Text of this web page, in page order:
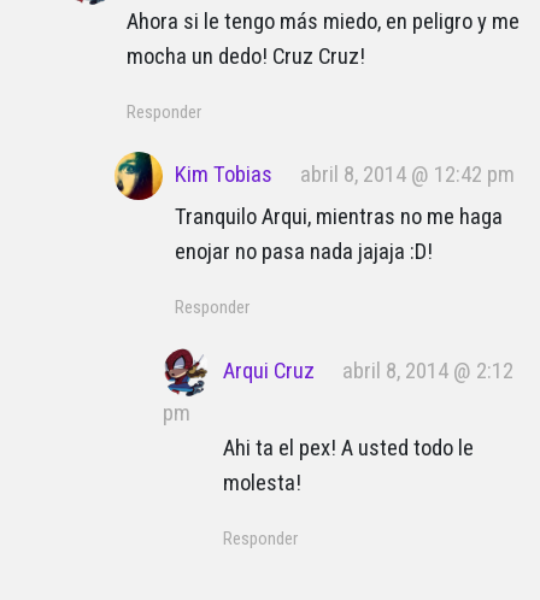
Ahora si le tengo más miedo, en peligro y me
mocha un dedo! Cruz Cruz!
Responder
Kim Tobias
abril 8, 2014 @ 12:42 pm
Tranquilo Arqui, mientras no me haga
enojar no pasa nada jajaja :D!
Responder
Arqui Cruz
abril 8, 2014 @ 2:12
pm
Ahi ta el pex! A usted todo le
molesta!
Responder